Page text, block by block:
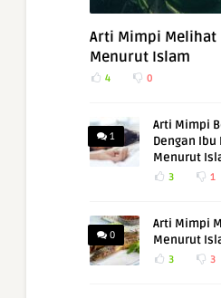
Arti Mimpi Melihat
Menurut Islam
4 0
1
Arti Mimpi
Dengan Ibu
Menurut
3 1
0
Arti Mimpi
Menurut
3 3